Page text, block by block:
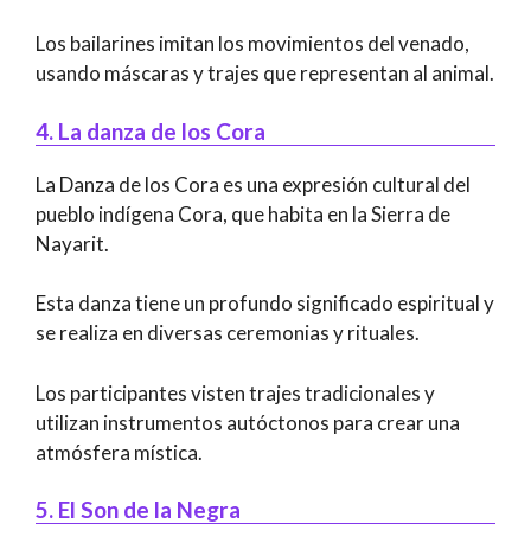
Los bailarines imitan los movimientos del venado,
usando máscaras y trajes que representan al animal.
4. La danza de los Cora
La Danza de los Cora es una expresión cultural del
pueblo indígena Cora, que habita en la Sierra de
Nayarit.
Esta danza tiene un profundo significado espiritual y
se realiza en diversas ceremonias y rituales.
Los participantes visten trajes tradicionales y
utilizan instrumentos autóctonos para crear una
atmósfera mística.
5. El Son de la Negra